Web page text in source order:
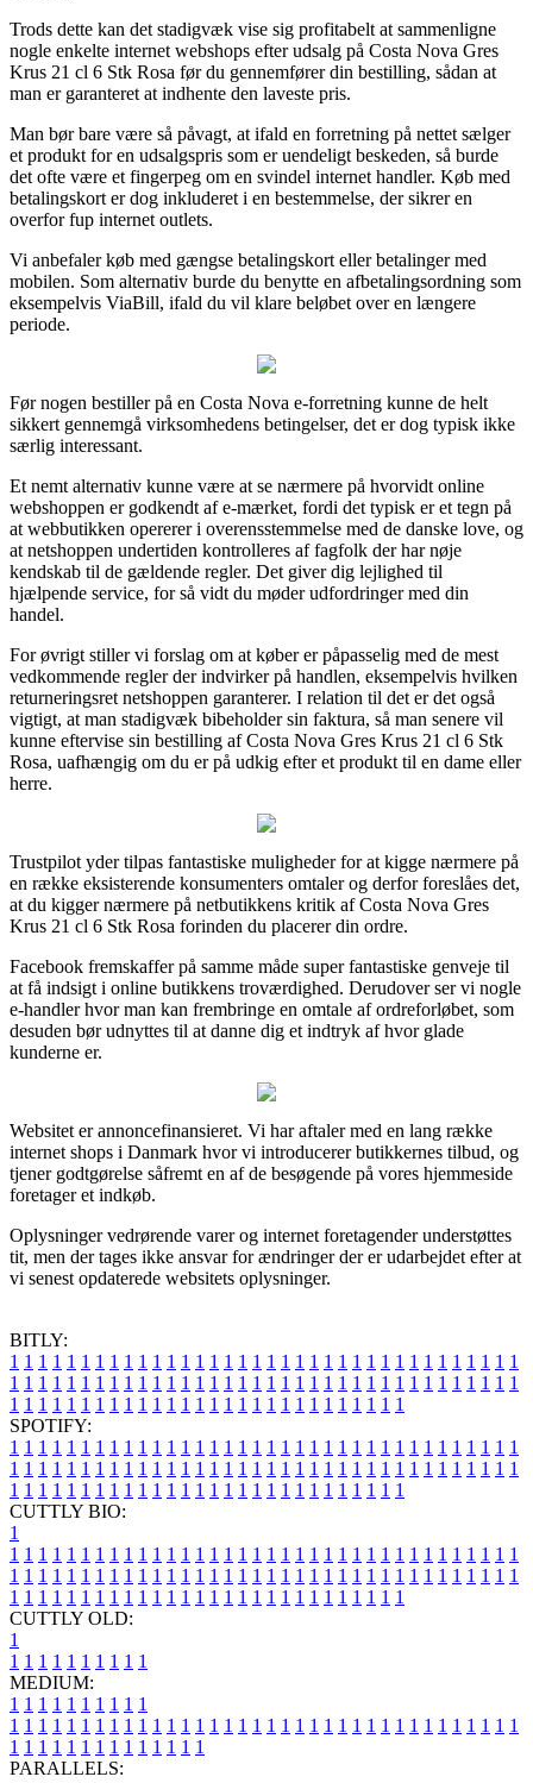
Trods dette kan det stadigvæk vise sig profitabelt at sammenligne
nogle enkelte internet webshops efter udsalg på Costa Nova Gres
Krus 21 cl 6 Stk Rosa før du gennemfører din bestilling, sådan at
man er garanteret at indhente den laveste pris.
Man bør bare være så påvagt, at ifald en forretning på nettet sælger
et produkt for en udsalgspris som er uendeligt beskeden, så burde
det ofte være et fingerpeg om en svindel internet handler. Køb med
betalingskort er dog inkluderet i en bestemmelse, der sikrer en
overfor fup internet outlets.
Vi anbefaler køb med gængse betalingskort eller betalinger med
mobilen. Som alternativ burde du benytte en afbetalingsordning som
eksempelvis ViaBill, ifald du vil klare beløbet over en længere
periode.
Før nogen bestiller på en Costa Nova e-forretning kunne de helt
sikkert gennemgå virksomhedens betingelser, det er dog typisk ikke
særlig interessant.
Et nemt alternativ kunne være at se nærmere på hvorvidt online
webshoppen er godkendt af e-mærket, fordi det typisk er et tegn på
at webbutikken opererer i overensstemmelse med de danske love, og
at netshoppen undertiden kontrolleres af fagfolk der har nøje
kendskab til de gældende regler. Det giver dig lejlighed til
hjælpende service, for så vidt du møder udfordringer med din
handel.
For øvrigt stiller vi forslag om at køber er påpasselig med de mest
vedkommende regler der indvirker på handlen, eksempelvis hvilken
returneringsret netshoppen garanterer. I relation til det er det også
vigtigt, at man stadigvæk bibeholder sin faktura, så man senere vil
kunne eftervise sin bestilling af Costa Nova Gres Krus 21 cl 6 Stk
Rosa, uafhængig om du er på udkig efter et produkt til en dame eller
herre.
Trustpilot yder tilpas fantastiske muligheder for at kigge nærmere på
en række eksisterende konsumenters omtaler og derfor foreslåes det,
at du kigger nærmere på netbutikkens kritik af Costa Nova Gres
Krus 21 cl 6 Stk Rosa forinden du placerer din ordre.
Facebook fremskaffer på samme måde super fantastiske genveje til
at få indsigt i online butikkens troværdighed. Derudover ser vi nogle
e-handler hvor man kan frembringe en omtale af ordreforløbet, som
desuden bør udnyttes til at danne dig et indtryk af hvor glade
kunderne er.
Websitet er annoncefinansieret. Vi har aftaler med en lang række
internet shops i Danmark hvor vi introducerer butikkernes tilbud, og
tjener godtgørelse såfremt en af de besøgende på vores hjemmeside
foretager et indkøb.
Oplysninger vedrørende varer og internet foretagender understøttes
tit, men der tages ikke ansvar for ændringer der er udarbejdet efter at
vi senest opdaterede websitets oplysninger.
BITLY:
1 1 1 1 1 1 1 1 1 1 1 1 1 1 1 1 1 1 1 1 1 1 1 1 1 1 1 1 1 1 1 1 1 1 1 1
1 1 1 1 1 1 1 1 1 1 1 1 1 1 1 1 1 1 1 1 1 1 1 1 1 1 1 1 1 1 1 1 1 1 1 1
1 1 1 1 1 1 1 1 1 1 1 1 1 1 1 1 1 1 1 1 1 1 1 1 1 1 1 1
SPOTIFY:
1 1 1 1 1 1 1 1 1 1 1 1 1 1 1 1 1 1 1 1 1 1 1 1 1 1 1 1 1 1 1 1 1 1 1 1
1 1 1 1 1 1 1 1 1 1 1 1 1 1 1 1 1 1 1 1 1 1 1 1 1 1 1 1 1 1 1 1 1 1 1 1
1 1 1 1 1 1 1 1 1 1 1 1 1 1 1 1 1 1 1 1 1 1 1 1 1 1 1 1
CUTTLY BIO:
1
1 1 1 1 1 1 1 1 1 1 1 1 1 1 1 1 1 1 1 1 1 1 1 1 1 1 1 1 1 1 1 1 1 1 1 1
1 1 1 1 1 1 1 1 1 1 1 1 1 1 1 1 1 1 1 1 1 1 1 1 1 1 1 1 1 1 1 1 1 1 1 1
1 1 1 1 1 1 1 1 1 1 1 1 1 1 1 1 1 1 1 1 1 1 1 1 1 1 1 1
CUTTLY OLD:
1
1 1 1 1 1 1 1 1 1 1
MEDIUM:
1 1 1 1 1 1 1 1 1 1
1 1 1 1 1 1 1 1 1 1 1 1 1 1 1 1 1 1 1 1 1 1 1 1 1 1 1 1 1 1 1 1 1 1 1 1
1 1 1 1 1 1 1 1 1 1 1 1 1 1
PARALLELS: